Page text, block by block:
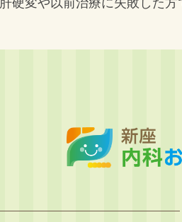
肝硬変や以前治療に失敗した